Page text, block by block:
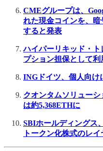
CMEグループは、
れた現金コインを、
すると発表
ハイパーリキッド・
プション担保として
INGドイツ、個人向け
クオンタムソリュー
は約5,368ETHに
SBIホールディングス
トークン化株式のレ